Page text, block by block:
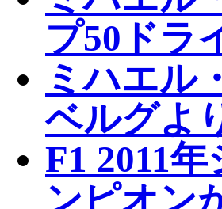
プ50ドラ
ミハエル
ベルグよ
F1 2011
ンピオン